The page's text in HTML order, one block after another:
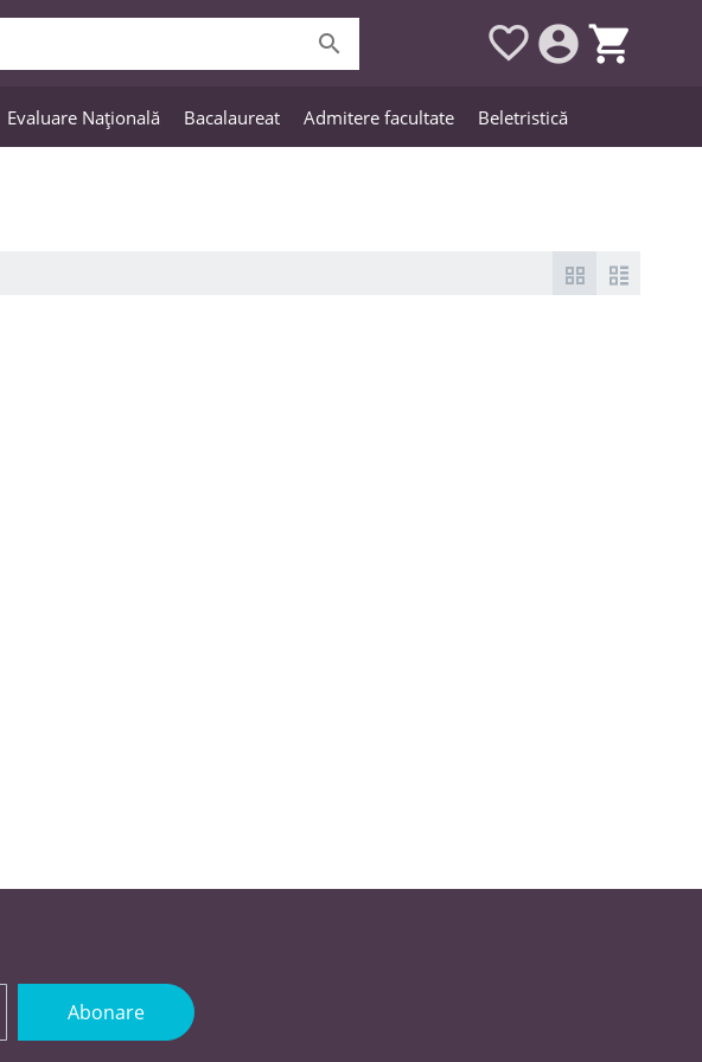
 


Evaluare Națională Bacalaureat Admitere facultate Beletristică
Abonare